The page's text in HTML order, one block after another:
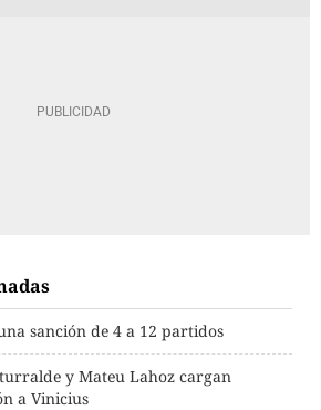
sanción de 4 a 12 partidos
y Mateu Lahoz cargan
a Vinicius